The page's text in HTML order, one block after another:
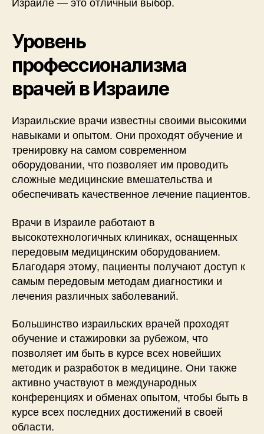
Уровень
профессионализма
врачей в Израиле
Израильские врачи известны своими высокими
навыками и опытом. Они проходят обучение и
тренировку на самом современном
оборудовании, что позволяет им проводить
сложные медицинские вмешательства и
обеспечивать качественное лечение пациентов.
Врачи в Израиле работают в
высокотехнологичных клиниках, оснащенных
передовым медицинским оборудованием.
Благодаря этому, пациенты получают доступ к
самым передовым методам диагностики и
лечения различных заболеваний.
Большинство израильских врачей проходят
обучение и стажировки за рубежом, что
позволяет им быть в курсе всех новейших
методик и разработок в медицине. Они также
активно участвуют в международных
конференциях и обменах опытом, чтобы быть в
курсе всех последних достижений в своей
области.